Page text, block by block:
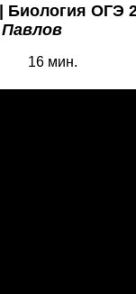
Биология ОГЭ
16 мин.